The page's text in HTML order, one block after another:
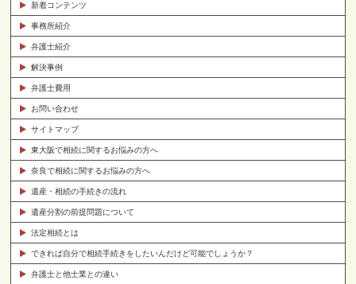
新着コンテンツ
事務所紹介
弁護士紹介
解決事例
弁護士費用
お問い合わせ
サイトマップ
東大阪で相続に関するお悩みの方へ
奈良で相続に関するお悩みの方へ
遺産・相続の手続きの流れ
遺産分割の前提問題について
法定相続とは
できれば自分で相続手続きをしたいんだけど可能でしょうか？
弁護士と他士業との違い